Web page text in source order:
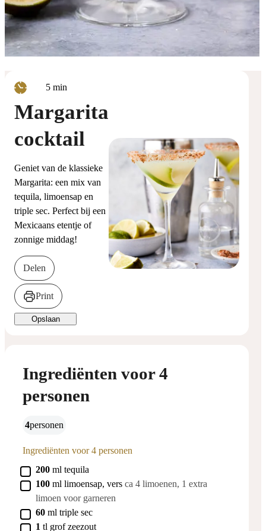
5minuten
min
Margarita
cocktail
Geniet van de klassieke
Margarita: een mix van
tequila, limoensap en
triple sec. Perfect bij een
Mexicaans etentje of
zonnige middag!
Delen
Print
Opslaan
Ingrediënten voor 4
personen
4 personen
Ingrediënten voor 4 personen
▢
200 ml tequila
▢
100 ml limoensap, vers ca 4 limoenen, 1 extra
limoen voor garneren
▢
60 ml triple sec
▢
1 tl grof zeezout